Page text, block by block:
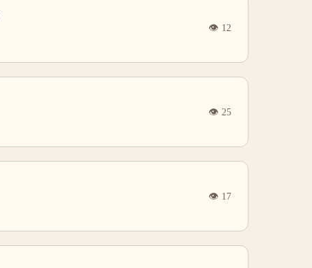
👁 12
👁 25
👁 17